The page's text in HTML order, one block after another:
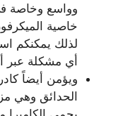
وواسع وخاصة
خاصية
لذلك يمكنكم
أي مشكلة عبر
ويؤمن أيضاً